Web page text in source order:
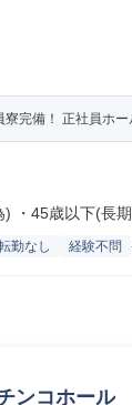
完備！ 正社員ホー
・45歳以下(長期
勤なし 経験不問
ンコホール